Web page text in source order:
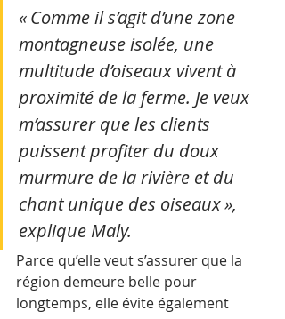
« Comme il s’agit d’une zone
montagneuse isolée, une
multitude d’oiseaux vivent à
proximité de la ferme. Je veux
m’assurer que les clients
puissent profiter du doux
murmure de la rivière et du
chant unique des oiseaux »,
explique Maly.
Parce qu’elle veut s’assurer que la
région demeure belle pour
longtemps, elle évite également